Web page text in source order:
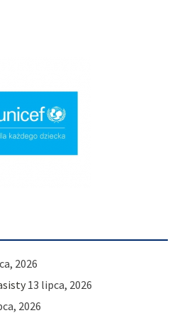
2026
13 lipca, 2026
2026